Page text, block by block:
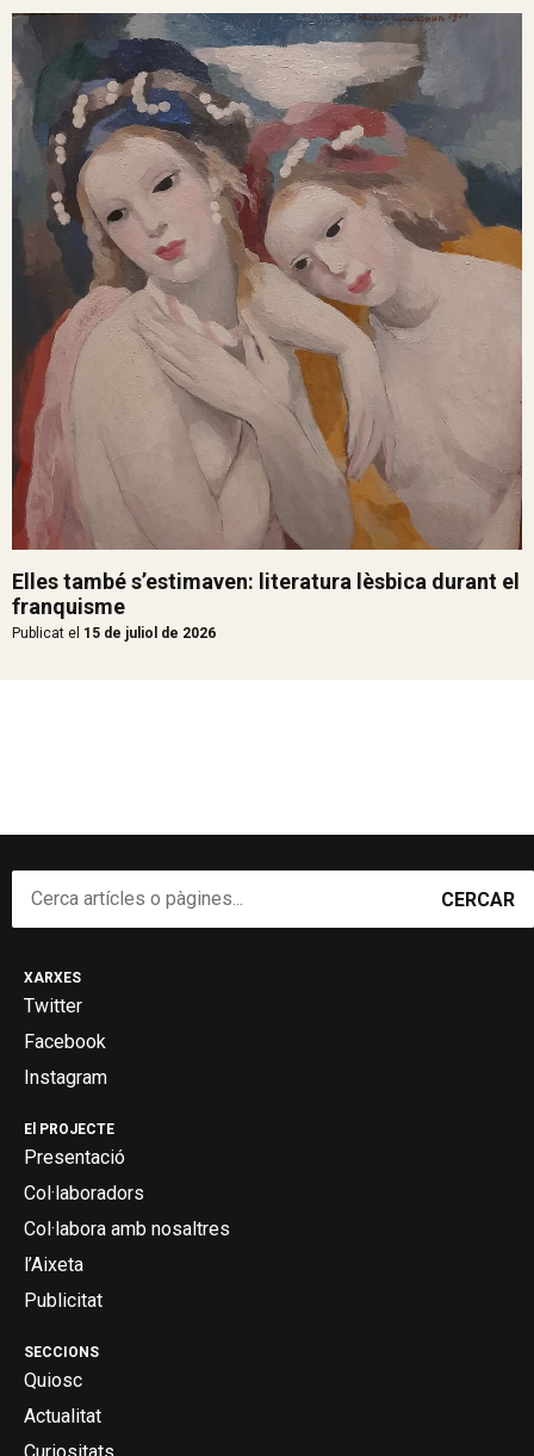
Elles també s’estimaven: literatura lèsbica durant el
franquisme
Publicat el 15 de juliol de 2026
CERCAR
SECCIONS
Quiosc
Actualitat
El PROJECTE
Presentació
Col·laboradors
Col·labora amb nosaltres
l’Aixeta
Publicitat
XARXES
Twitter
Facebook
Instagram